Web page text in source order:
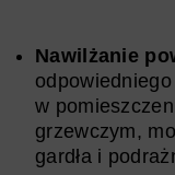
Nawilżanie
w
grzewczym,
gardła i